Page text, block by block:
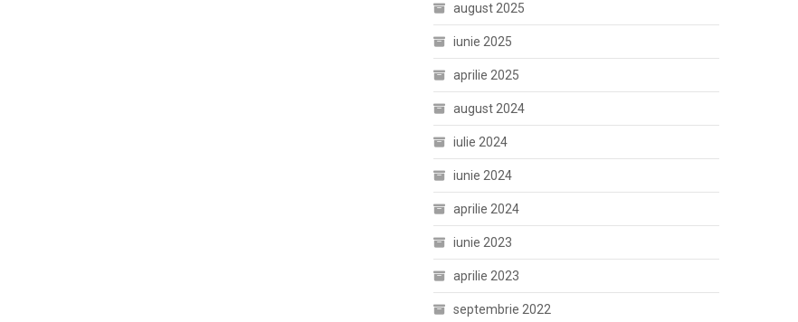
august 2025
iunie 2025
aprilie 2025
august 2024
iulie 2024
iunie 2024
aprilie 2024
iunie 2023
aprilie 2023
septembrie 2022